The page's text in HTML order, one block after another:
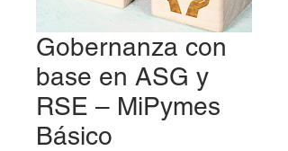
Gobernanza con
base en ASG y
RSE – MiPymes
Básico